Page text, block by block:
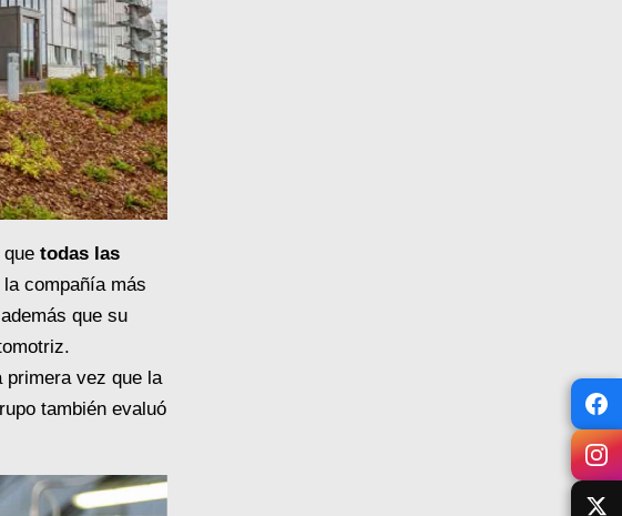
todas las
compañía más
que su
primera vez que la
también evaluó